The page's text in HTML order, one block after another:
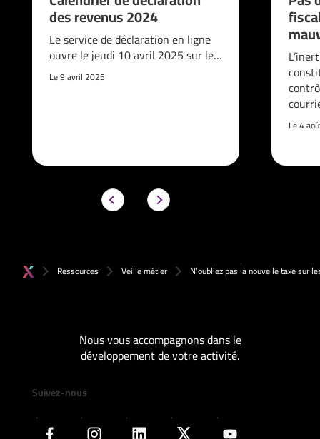
des revenus 2024
Le service de déclaration en ligne
ouvre le jeudi 10 avril 2025 sur le…
Le 9 avril 2025
Le 4
Ressources Veille métier N’oubliez pas la nouvelle taxe sur
Nous vous accompagnons dans le
développement de votre activité.
Suivez-nous